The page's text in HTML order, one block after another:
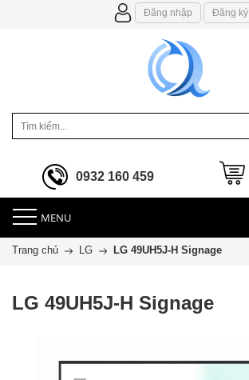
Đăng nhập Đăng ký
0932 160 459
MENU
Trang chủ LG LG 49UH5J-H Signage
LG 49UH5J-H Signage